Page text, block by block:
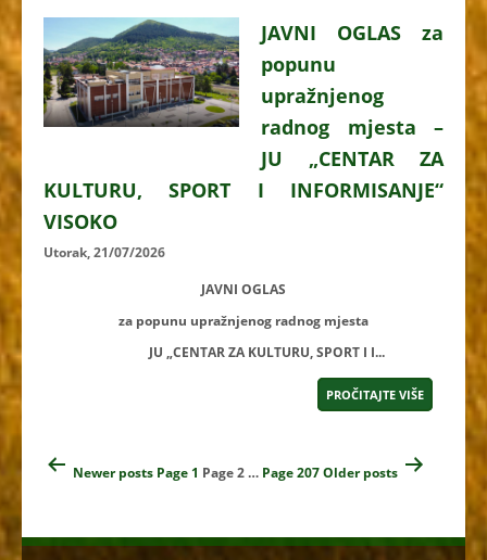
JAVNI OGLAS za
popunu
upražnjenog
radnog mjesta –
JU „CENTAR ZA
KULTURU, SPORT I INFORMISANJE“
VISOKO
Utorak, 21/07/2026
JAVNI OGLAS
za popunu upražnjenog radnog mjesta
JU „CENTAR ZA KULTURU, SPORT I I...
PROČITAJTE VIŠE
Navigacija
Newerposts Page 1 Page 2… Page 207Olderposts